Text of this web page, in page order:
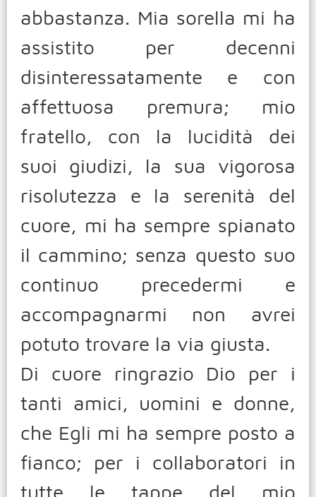
abbastanza. Mia sorella mi ha
assistito per decenni
disinteressatamente e con
affettuosa premura; mio
fratello, con la lucidità dei
suoi giudizi, la sua vigorosa
risolutezza e la serenità del
cuore, mi ha sempre spianato
il cammino; senza questo suo
continuo precedermi e
accompagnarmi non avrei
potuto trovare la via giusta.
Di cuore ringrazio Dio per i
tanti amici, uomini e donne,
che Egli mi ha sempre posto a
fianco; per i collaboratori in
tutte le tappe del mio